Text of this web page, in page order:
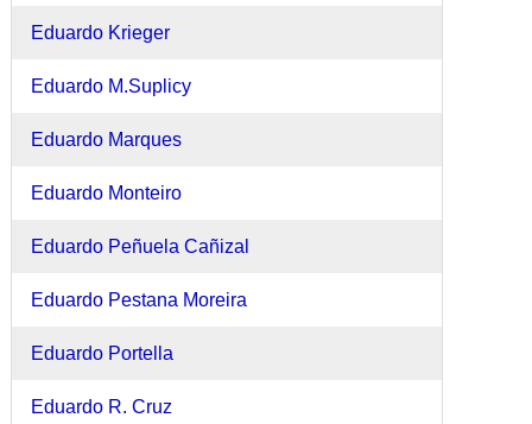
Eduardo Krieger
Eduardo M.Suplicy
Eduardo Marques
Eduardo Monteiro
Eduardo Peñuela Cañizal
Eduardo Pestana Moreira
Eduardo Portella
Eduardo R. Cruz